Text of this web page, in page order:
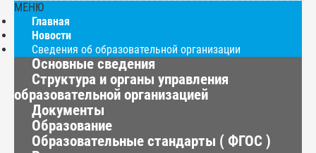
МЕНЮ
Главная
Новости
Сведения об образовательной организации
Основные сведения
Структура и органы управления
образовательной организацией
Документы
Образование
Образовательные стандарты ( ФГОС )